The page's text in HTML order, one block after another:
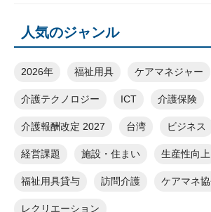
人気のジャンル
2026年 福祉用具 ケアマネジャー
介護テクノロジー ICT 介護保険
介護報酬改定 2027 台湾 ビジネス
経営課題 施設・住まい 生産性向上
福祉用具貸与 訪問介護 ケアマネ
レクリエーション